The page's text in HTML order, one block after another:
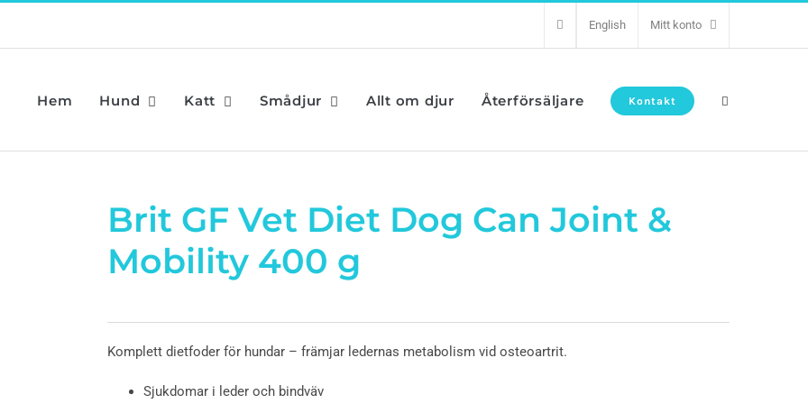
English Mitt konto
Hem Hund Katt Smådjur Allt om djur Återförsäljare Kontakt
Brit GF Vet Diet Dog Can Joint &
Mobility 400 g
Komplett dietfoder för hundar – främjar ledernas metabolism vid osteoartrit.
Sjukdomar i leder och bindväv